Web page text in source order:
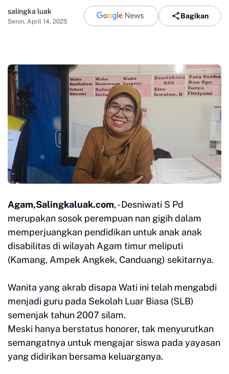
salingka luak
Senin, April 14, 2025
Bagikan
Agam,Salingkaluak.com, - Desniwati S Pd
merupakan sosok perempuan nan gigih dalam
memperjuangkan pendidikan untuk anak anak
disabilitas di wilayah Agam timur meliputi
(Kamang, Ampek Angkek, Canduang) sekitarnya.
Wanita yang akrab disapa Wati ini telah mengabdi
menjadi guru pada Sekolah Luar Biasa (SLB)
semenjak tahun 2007 silam.
Meski hanya berstatus honorer, tak menyurutkan
semangatnya untuk mengajar siswa pada yayasan
yang didirikan bersama keluarganya.